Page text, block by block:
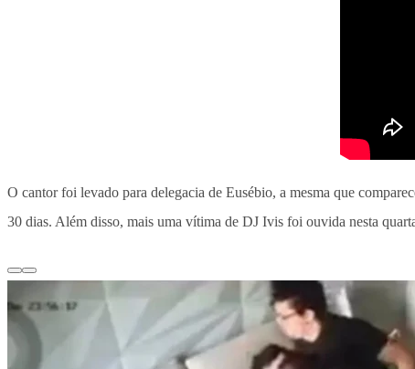
O cantor foi levado para delegacia de Eusébio, a mesma que
30 dias. Além disso, mais uma vítima de DJ Ivis foi ouvida nesta